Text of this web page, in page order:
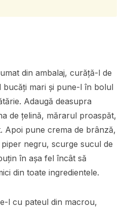
din ambalaj, curăță-l de
bucăți mari și pune-l în bolul
Adaugă deasupra
de țelină, mărarul proaspăt,
Apoi pune crema de brânză,
negru, scurge sucul de
în așa fel încât să
din toate ingredientele.
l cu pateul din macrou,